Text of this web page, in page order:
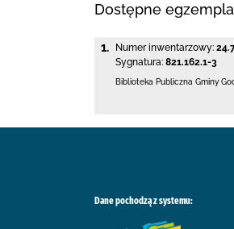
Dostępne
1. Numer inwentarzowy:
Sygnatura: 821.162.1-3
Biblioteka Publiczna Gminy
Dane pochodzą z systemu: